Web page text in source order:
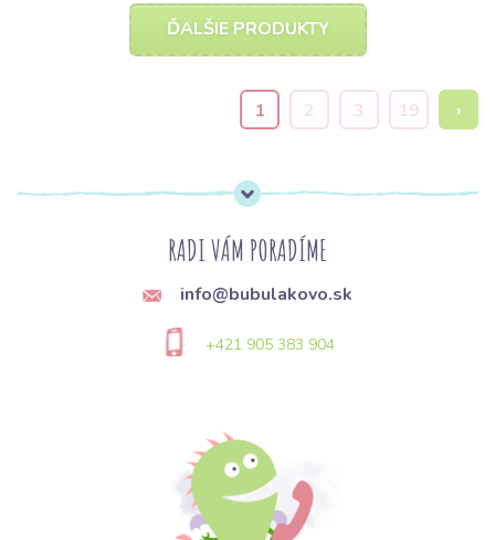
ĎALŠIE PRODUKTY
1 2 3 19 ›
RADI VÁM PORADÍME
info@bubulakovo.sk
+421 905 383 904